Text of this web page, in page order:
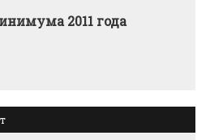
2011 года